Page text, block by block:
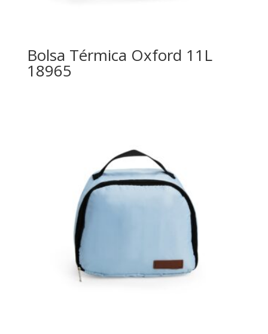
Bolsa Térmica Oxford 11L
18965